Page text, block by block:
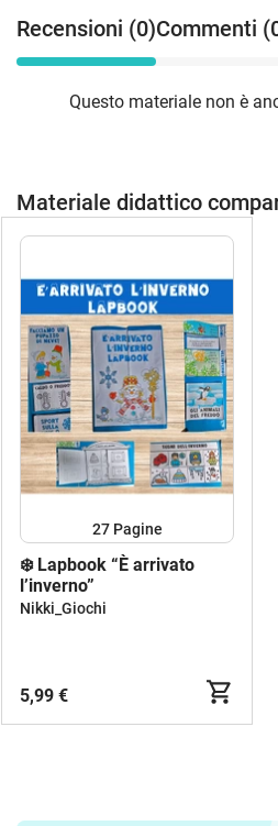
Recensioni (0)Commenti
Questo materiale non è
Materiale didattico
27 Pagine
❄️ Lapbook “È arrivato
l’inverno”
Nikki_Giochi
5,99 €